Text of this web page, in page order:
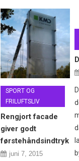
SPORT OG
FRILUFTSLIV
Rengjort facade
giver godt
førstehåndsindtryk
juni 7, 2015